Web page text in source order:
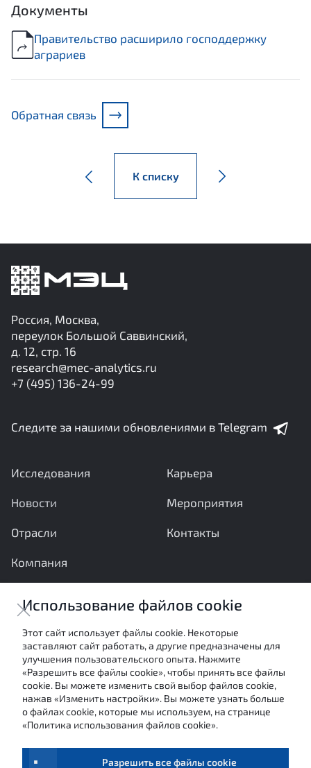
Документы
Правительство расширило господдержку
аграриев
Обратная связь
К списку
Россия, Москва,
переулок Большой Саввинский,
д. 12, стр. 16
research@mec-analytics.ru
+7 (495) 136-24-99
Следите за нашими обновлениями в Telegram
Исследования
Новости
Отрасли
Компания
Карьера
Мероприятия
Контакты
Отправить сообщение
Настоящие материалы являются собственностью
АНО «Межотраслевой экспертный центр» и не могут
быть использованы в каких-либо целях (в том числе
посредством цитирования или ссылки в средствах
массовой информации) без письменного согласия
авторов.
Обработка персональных данных
Использование файлов cookie
Этот сайт использует файлы cookie. Некоторые
заставляют сайт работать, а другие предназначены для
улучшения пользовательского опыта. Нажмите
«Разрешить все файлы cookie», чтобы принять все файлы
cookie. Вы можете изменить свой выбор файлов cookie,
нажав «Изменить настройки». Вы можете узнать больше
о файлах cookie, которые мы используем, на странице
«Политика использования файлов cookie».
Разрешить все файлы cookie